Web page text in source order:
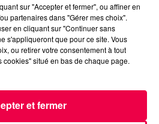
INFOS
sur "Accepter et fermer", ou affiner en
partenaires dans "Gérer mes choix".
en cliquant sur "Continuer sans
s'appliqueront que pour ce site. Vous
ou retirer votre consentement à tout
situé en bas de chaque page.
et fermer